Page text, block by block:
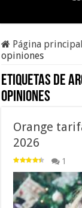
Página principal
opiniones
Etiquetas de
opiniones
Orange
2026
1